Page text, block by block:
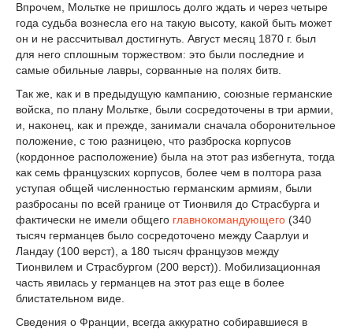
Впрочем, Мольтке не пришлось долго ждать и через четыре
года судьба вознесла его на такую высоту, какой быть может
он и не рассчитывал достигнуть. Август месяц 1870 г. был
для него сплошным торжеством: это были последние и
самые обильные лавры, сорванные на полях битв.
Так же, как и в предыдущую кампанию, союзные германские
войска, по плану Мольтке, были сосредоточены в три армии,
и, наконец, как и прежде, занимали сначала оборонительное
положение, с тою разницею, что разброска корпусов
(кордонное расположение) была на этот раз избегнута, тогда
как семь французских корпусов, более чем в полтора раза
уступая общей численностью германским армиям, были
разбросаны по всей границе от Тионвиля до Страсбурга и
фактически не имели общего главнокомандующего (340
тысяч германцев было сосредоточено между Саарлуи и
Ландау (100 верст), а 180 тысяч французов между
Тионвилем и Страсбургом (200 верст)). Мобилизационная
часть явилась у германцев на этот раз еще в более
блистательном виде.
Сведения о Франции, всегда аккуратно собиравшиеся в